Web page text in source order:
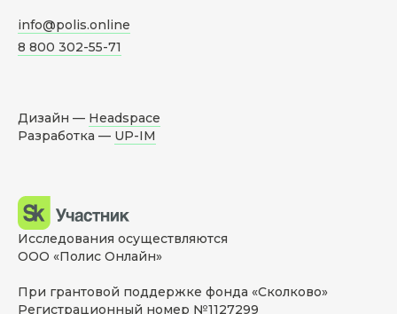
info@polis.online
8 800 302-55-71
Дизайн — Headspace
Разработка — UP-IM
Исследования осуществляются
ООО «Полис Онлайн»
При грантовой поддержке фонда «Сколково»
Регистрационный номер №1127299